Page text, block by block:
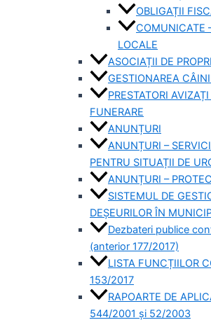
OBLIGAȚII
COMUNICATE
LOCALE
ASOCIAȚII DE
GESTIONAREA
PRESTATORI
FUNERARE
ANUNȚURI
ANUNȚURI –
PENTRU SITUAȚII DE
ANUNȚURI –
SISTEMUL DE
DEȘEURILOR ÎN
Dezbateri publice
(anterior 177/2017)
LISTA FUNCȚIILOR
153/2017
RAPOARTE DE
544/2001 și 52/2003